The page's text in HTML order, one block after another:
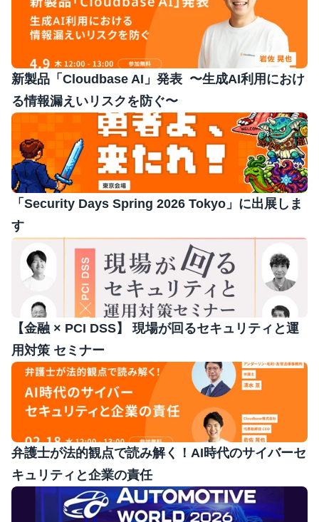
新製品「Cloudbase AI」発表  〜生成AI利用におけ
る情報漏えいリスクを防ぐ〜
「Security Days Spring 2026 Tokyo」に出展しま
す
【金融 × PCI DSS】 現場が回るセキュリティと運
用対策 セミナー
弁護士が法的観点で読み解く！AI時代のサイバーセ
キュリティと企業の責任